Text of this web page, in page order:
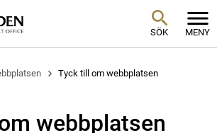
SÖK MENY
Tyck till om webbplatsen
webbplatsen